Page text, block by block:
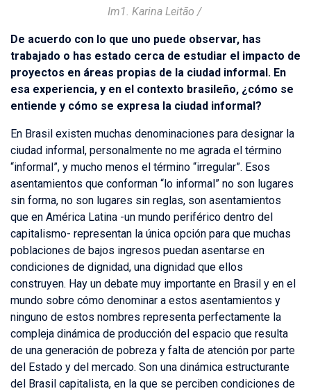
Im1. Karina Leitão /
De acuerdo con lo que uno puede observar, has
trabajado o has estado cerca de estudiar el impacto de
proyectos en áreas propias de la ciudad informal. En
esa experiencia, y en el contexto brasileño, ¿cómo se
entiende y cómo se expresa la ciudad informal?
En Brasil existen muchas denominaciones para designar la
ciudad informal, personalmente no me agrada el término
“informal”, y mucho menos el término “irregular”. Esos
asentamientos que conforman “lo informal” no son lugares
sin forma, no son lugares sin reglas, son asentamientos
que en América Latina -un mundo periférico dentro del
capitalismo- representan la única opción para que muchas
poblaciones de bajos ingresos puedan asentarse en
condiciones de dignidad, una dignidad que ellos
construyen. Hay un debate muy importante en Brasil y en el
mundo sobre cómo denominar a estos asentamientos y
ninguno de estos nombres representa perfectamente la
compleja dinámica de producción del espacio que resulta
de una generación de pobreza y falta de atención por parte
del Estado y del mercado. Son una dinámica estructurante
del Brasil capitalista, en la que se perciben condiciones de